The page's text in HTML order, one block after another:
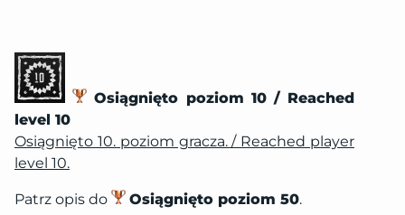
Osiągnięto poziom 10 / Reached
level 10
Osiągnięto 10. poziom gracza. / Reached player
level 10.
Patrz opis do Osiągnięto poziom 50.